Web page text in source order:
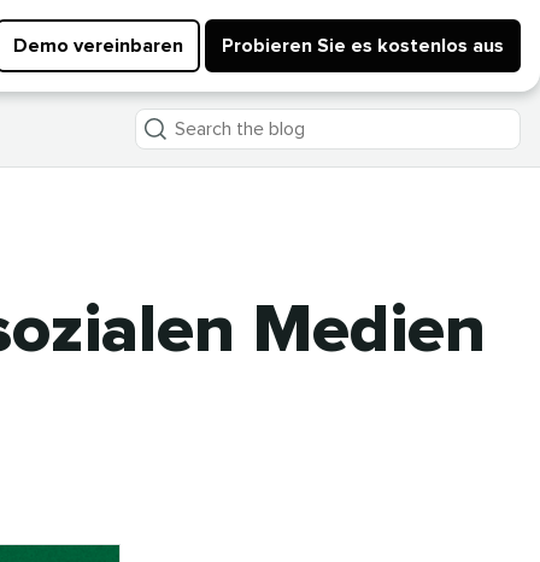
Demo vereinbaren Probieren Sie es kostenlos aus
Search
the
Medien